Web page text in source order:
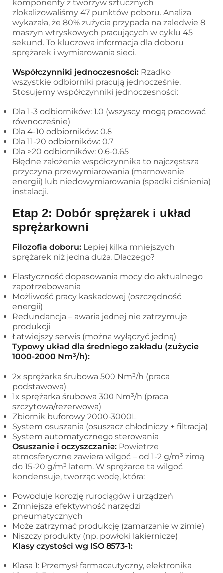
komponenty z tworzyw sztucznych
zlokalizowaliśmy 47 punktów poboru. Analiza
wykazała, że 80% zużycia przypada na zaledwie 8
maszyn wtryskowych pracujących w cyklu 45
sekund. To kluczowa informacja dla doboru
sprężarek i wymiarowania sieci.
Współczynniki jednoczesności: Rzadko
wszystkie odbiorniki pracują jednocześnie.
Stosujemy współczynniki jednoczesności:
Dla 1-3 odbiorników: 1.0 (wszyscy mogą pracować
równocześnie)
Dla 4-10 odbiorników: 0.8
Dla 11-20 odbiorników: 0.7
Dla >20 odbiorników: 0.6-0.65
Błędne założenie współczynnika to najczęstsza
przyczyna przewymiarowania (marnowanie
energii) lub niedowymiarowania (spadki ciśnienia)
instalacji.
Etap 2: Dobór sprężarek i układ
sprężarkowni
Filozofia doboru: Lepiej kilka mniejszych
sprężarek niż jedna duża. Dlaczego?
Elastyczność dopasowania mocy do aktualnego
zapotrzebowania
Możliwość pracy kaskadowej (oszczędność
energii)
Redundancja – awaria jednej nie zatrzymuje
produkcji
Łatwiejszy serwis (można wyłączyć jedną)
Typowy układ dla średniego zakładu (zużycie
1000-2000 Nm³/h):
2x sprężarka śrubowa 500 Nm³/h (praca
podstawowa)
1x sprężarka śrubowa 300 Nm³/h (praca
szczytowa/rezerwowa)
Zbiornik buforowy 2000-3000L
System osuszania (osuszacz chłodniczy + filtracja)
System automatycznego sterowania
Osuszanie i oczyszczanie: Powietrze
atmosferyczne zawiera wilgoć – od 1-2 g/m³ zimą
do 15-20 g/m³ latem. W sprężarce ta wilgoć
kondensuje, tworząc wodę, która:
Powoduje korozję rurociągów i urządzeń
Zmniejsza efektywność narzędzi
pneumatycznych
Może zatrzymać produkcję (zamarzanie w zimie)
Niszczy produkty (np. powłoki lakiernicze)
Klasy czystości wg ISO 8573-1:
Klasa 1: Przemysł farmaceutyczny, elektronika